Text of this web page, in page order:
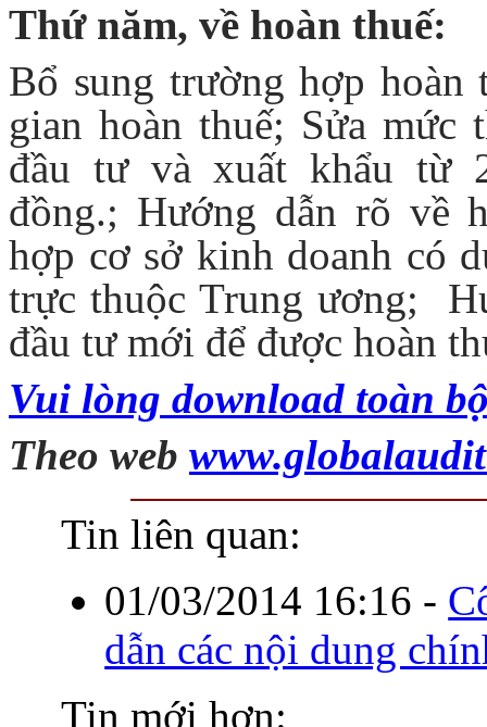
Thứ năm, về hoàn thuế:
Bổ sung trường hợp
gian hoàn thuế; Sửa
đầu tư và xuất khẩu từ
đồng.; Hướng dẫn rõ về
hợp cơ sở kinh doanh có
trực thuộc Trung ương;
đầu tư mới để được hoàn
Vui lòng download toàn
Theo web
Tin liên quan:
01/03/2014 16:16 -
dẫn các nội dung
Tin mới hơn: